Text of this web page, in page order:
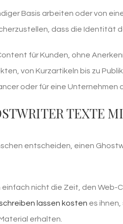
Basis arbeiten oder von
dass die Identität
für Kunden, ohne
von Kurzartikeln bis zu
oder für eine Unternehmen
TEXTE
entscheiden, einen
einfach nicht die Zeit, den
lassen kosten es
erhalten.